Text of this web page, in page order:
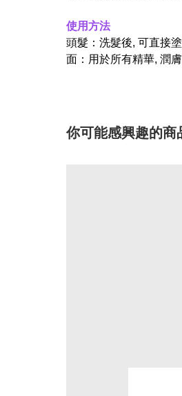
使用方法
頭髮：洗髮後, 可直接
面：用於所有精華, 潤
你可能感興趣的商